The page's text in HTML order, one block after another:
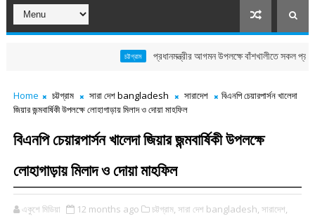
প্রধানমন্ত্রীর আগমন উপলক্ষে বাঁশখালীতে সকল প্রস্তুতি
Home চট্টগ্রাম সারা দেশ bangladesh সারাদেশ
বিএনপি চেয়ারপার্সন খালেদা
জিয়ার জন্মবার্ষিকী উপলক্ষে লোহাগাড়ায় মিলাদ ও দোয়া মাহফিল
বিএনপি চেয়ারপার্সন খালেদা জিয়ার জন্মবার্ষিকী উপলক্ষে
লোহাগাড়ায় মিলাদ ও দোয়া মাহফিল
একুশে মিডিয়া 12 months ago চট্টগ্রাম, সারা দেশ bangladesh, সারাদেশ,